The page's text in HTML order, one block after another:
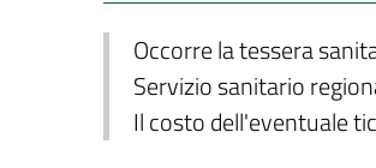
Occorre la tessera
Servizio sanitario
Il costo dell'eventuale